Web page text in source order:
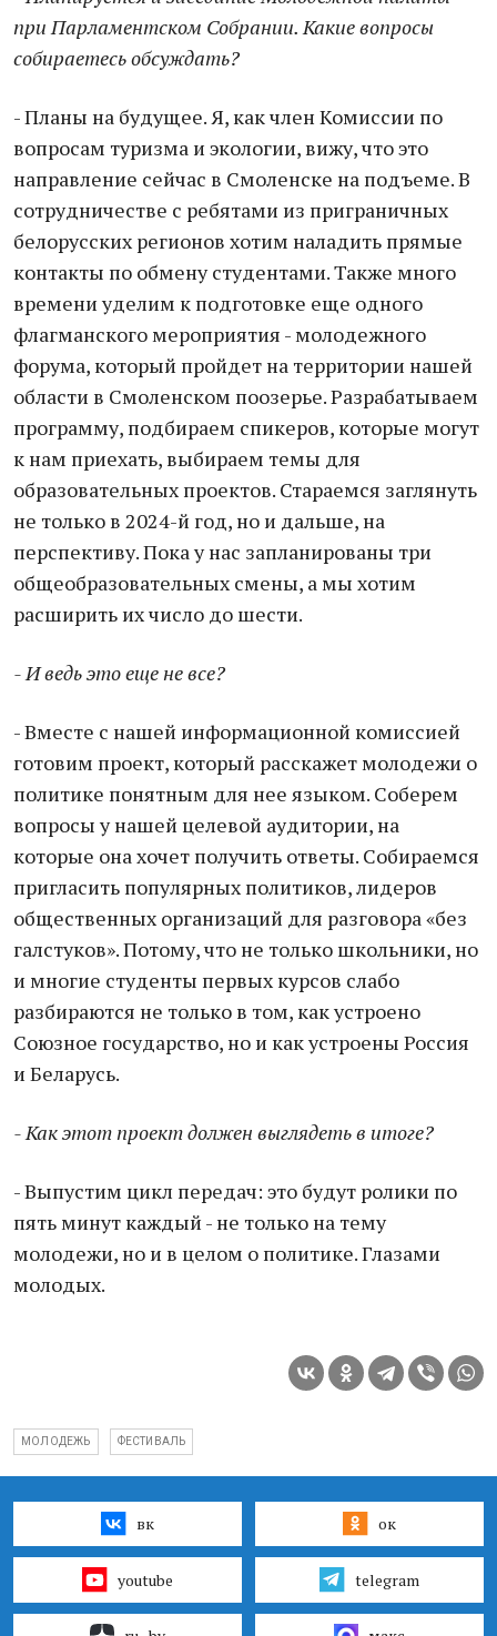
при Парламентском Собрании. Какие вопросы
собираетесь обсуждать?
- Планы на будущее. Я, как член Комиссии по
вопросам туризма и экологии, вижу, что это
направление сейчас в Смоленске на подъеме. В
сотрудничестве с ребятами из приграничных
белорусских регионов хотим наладить прямые
контакты по обмену студентами. Также много
времени уделим к подготовке еще одного
флагманского мероприятия - молодежного
форума, который пройдет на территории нашей
области в Смоленском поозерье. Разрабатываем
программу, подбираем спикеров, которые могут
к нам приехать, выбираем темы для
образовательных проектов. Стараемся заглянуть
не только в 2024-й год, но и дальше, на
перспективу. Пока у нас запланированы три
общеобразовательных смены, а мы хотим
расширить их число до шести.
- И ведь это еще не все?
- Вместе с нашей информационной комиссией
готовим проект, который расскажет молодежи о
политике понятным для нее языком. Соберем
вопросы у нашей целевой аудитории, на
которые она хочет получить ответы. Собираемся
пригласить популярных политиков, лидеров
общественных организаций для разговора «без
галстуков». Потому, что не только школьники, но
и многие студенты первых курсов слабо
разбираются не только в том, как устроено
Союзное государство, но и как устроены Россия
и Беларусь.
- Как этот проект должен выглядеть в итоге?
- Выпустим цикл передач: это будут ролики по
пять минут каждый - не только на тему
молодежи, но и в целом о политике. Глазами
молодых.
МОЛОДЕЖЬ ФЕСТИВАЛЬ
вк ок
youtube telegram